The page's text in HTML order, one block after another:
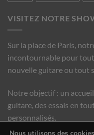
VISITEZ NOTRE
Sur la place de Paris,
incontournable pour
nouvelle guitare ou tout
Notre objectif : un
guitare, des essais en
personnalisés.